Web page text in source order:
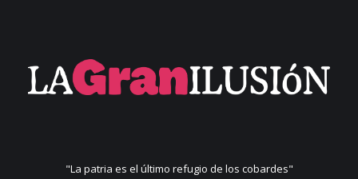
"La patria es el último refugio de los cobardes"